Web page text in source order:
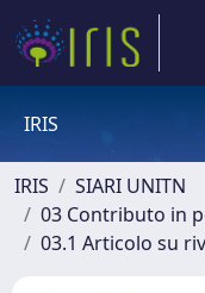
IRIS
IRIS
SIARI UNITN
03 Contributo in
03.1 Articolo su